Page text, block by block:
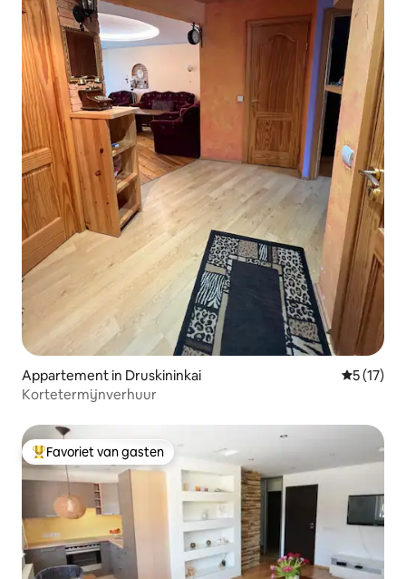
Appartement in Druskininkai
5 (17)
Kortetermijnverhuur
Topfavoriet van gasten
Favoriet van gasten